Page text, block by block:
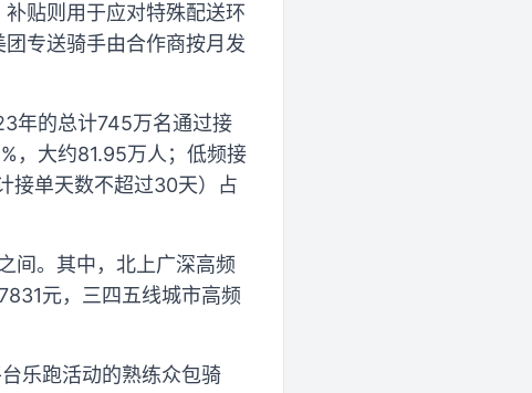
贴则用于应对特殊配送环
专送骑手由合作商按月发
年的总计745万名通过接
，大约81.95万人；低频接
接单天数不超过30天）占
间。其中，北上广深高频
元，三四五线城市高频
乐跑活动的熟练众包骑